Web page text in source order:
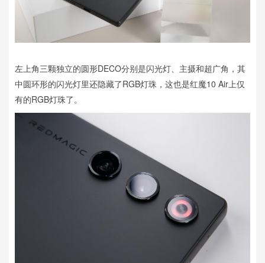
左上角三颗独立的圆形DECO分别是闪光灯、主摄和超广角，其
中圆环形的闪光灯里还隐藏了RGB灯珠，这也是红魔10 Air上仅
有的RGB灯珠了。